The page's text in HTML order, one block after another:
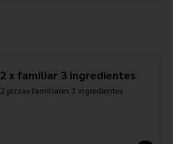
2 x familiar 3 ingredientes
2 pizzas familiares 3 ingredientes